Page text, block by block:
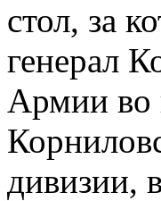
стол, за
генерал
Армии во
дивизии,